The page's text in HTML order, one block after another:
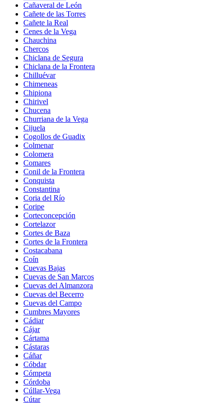
Cañaveral de León
Cañete de las Torres
Cañete la Real
Cenes de la Vega
Chauchina
Chercos
Chiclana de Segura
Chiclana de la Frontera
Chilluévar
Chimeneas
Chipiona
Chirivel
Chucena
Churriana de la Vega
Cijuela
Cogollos de Guadix
Colmenar
Colomera
Comares
Conil de la Frontera
Conquista
Constantina
Coria del Río
Coripe
Corteconcepción
Cortelazor
Cortes de Baza
Cortes de la Frontera
Costacabana
Coín
Cuevas Bajas
Cuevas de San Marcos
Cuevas del Almanzora
Cuevas del Becerro
Cuevas del Campo
Cumbres Mayores
Cádiar
Cájar
Cártama
Cástaras
Cáñar
Cóbdar
Cómpeta
Córdoba
Cúllar-Vega
Cútar